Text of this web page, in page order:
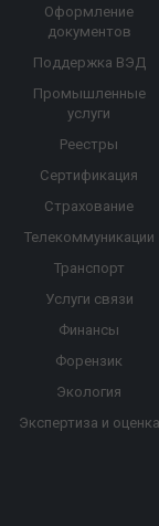
Оформление
документов
Поддержка ВЭД
Промышленные
услуги
Реестры
Сертификация
Страхование
Телекоммуникации
Транспорт
Услуги связи
Финансы
Форензик
Экология
Экспертиза и оценка